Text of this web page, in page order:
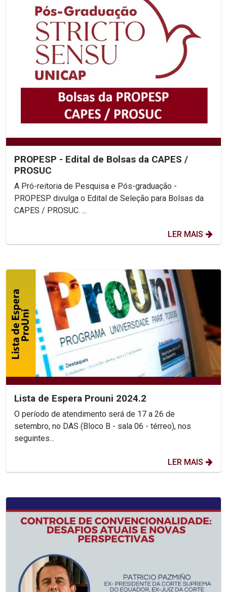
PROPESP - Edital de Bolsas da CAPES /
PROSUC
A Pró-reitoria de Pesquisa e Pós-graduação -
PROPESP divulga o Edital de Seleção para Bolsas da
CAPES / PROSUC. ...
LER MAIS
Lista de Espera Prouni 2024.2
O período de atendimento será de 17 a 26 de
setembro, no DAS (Bloco B - sala 06 - térreo), nos
seguintes...
LER MAIS